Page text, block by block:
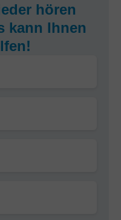
hören
kann Ihnen